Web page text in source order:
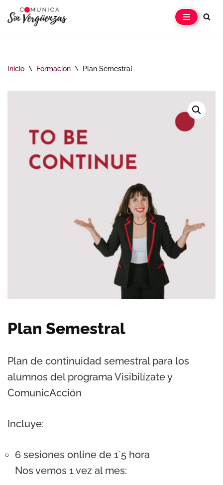
Inicio \ Formacion \ Plan Semestral
Plan Semestral
Plan de continuidad semestral para los
alumnos del programa Visibilízate y
ComunicAcción
Incluye:
6 sesiones online de 1´5 hora
Nos vemos 1 vez al mes: